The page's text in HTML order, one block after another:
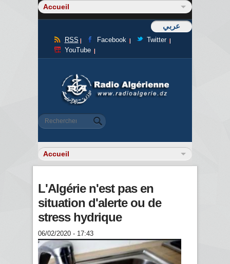
عربي
RSS Facebook
Twitter
YouTube
Formulaire de recherche
Rechercher
L'Algérie n'est pas en
situation d'alerte ou de
stress hydrique
06/02/2020 - 17:43